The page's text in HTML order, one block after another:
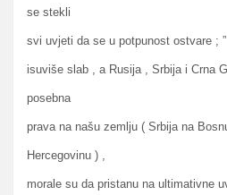
se stekli
svi uvjeti da se u potpunost ostvare ;
isuviše slab , a Rusija , Srbija i Crna
posebna
prava na našu zemlju ( Srbija na
Hercegovinu ) ,
morale su da pristanu na ultimativne